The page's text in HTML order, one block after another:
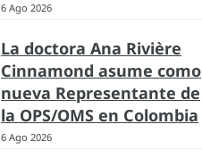
6 Ago 2026
La doctora Ana Rivière
Cinnamond asume como
nueva Representante de
la OPS/OMS en Colombia
6 Ago 2026